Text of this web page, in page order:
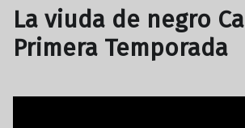
La viuda de negro
Primera Temporada